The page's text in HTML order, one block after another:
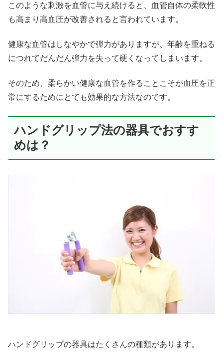
このような刺激を血管に与え続けると、血管自体の柔軟性
も高まり高血圧が改善されると言われています。
健康な血管はしなやかで弾力がありますが、年齢を重ねる
につれてだんだん弾力を失って硬くなってしまいます。
そのため、柔らかい健康な血管を作ることこそが血圧を正
常にするためにとても効果的な方法なのです。
ハンドグリップ法の器具でおすす
めは？
ハンドグリップの器具はたくさんの種類があります。